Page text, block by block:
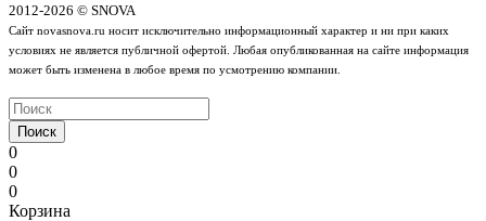
2012-2026 © SNOVA
Сайт novasnova.ru носит исключительно информационный характер и ни при каких
условиях не является публичной офертой. Любая опубликованная на сайте информация
может быть изменена в любое время по усмотрению компании.
Поиск
0
0
0
Корзина